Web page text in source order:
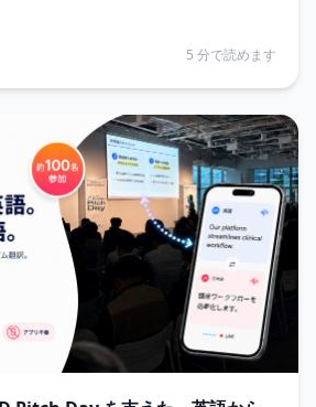
5 分で読めます